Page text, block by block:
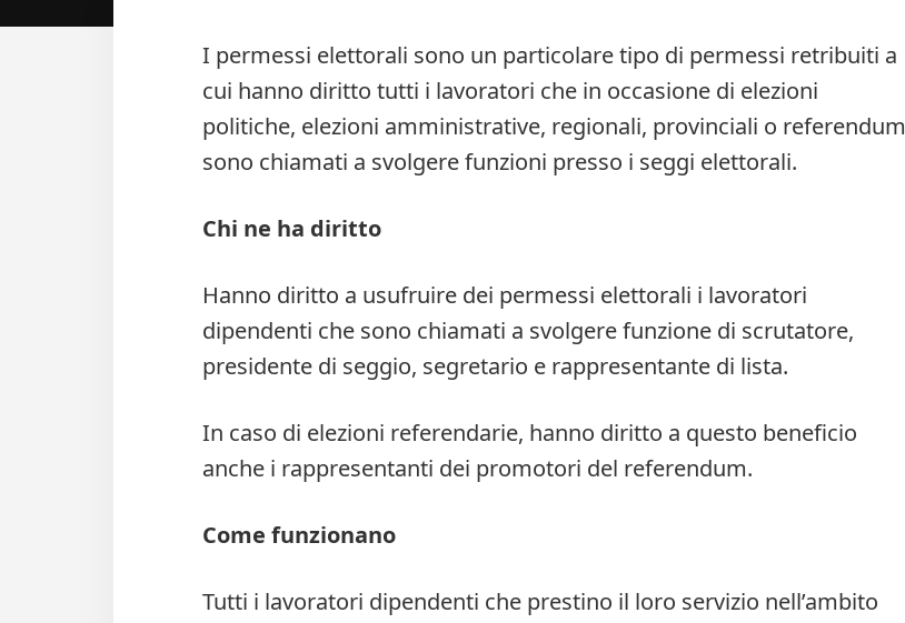
I permessi elettorali sono un particolare tipo di permessi retribuiti a
cui hanno diritto tutti i lavoratori che in occasione di elezioni
politiche, elezioni amministrative, regionali, provinciali o referendum
sono chiamati a svolgere funzioni presso i seggi elettorali.
Chi ne ha diritto
Hanno diritto a usufruire dei permessi elettorali i lavoratori
dipendenti che sono chiamati a svolgere funzione di scrutatore,
presidente di seggio, segretario e rappresentante di lista.
In caso di elezioni referendarie, hanno diritto a questo beneficio
anche i rappresentanti dei promotori del referendum.
Come funzionano
Tutti i lavoratori dipendenti che prestino il loro servizio nell’ambito